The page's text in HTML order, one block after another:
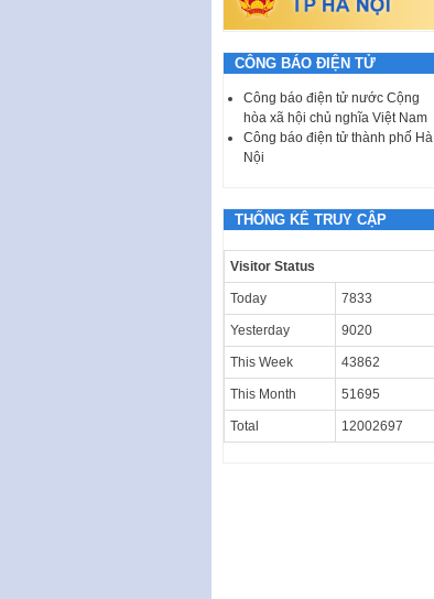
CÔNG BÁO ĐIỆN TỬ
Công báo điện tử nước Cộng
hòa xã hội chủ nghĩa Việt Nam
Công báo điện tử thành phố Hà
Nội
THỐNG KÊ TRUY CẬP
Visitor Status
Today 7833
Yesterday 9020
This Week 43862
This Month 51695
Total 12002697